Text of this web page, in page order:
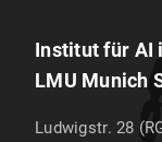
Institut für AI
LMU Munich
Ludwigstr. 28